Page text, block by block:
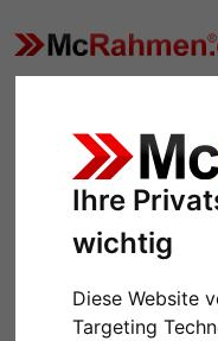
Ihre
wichtig
Diese Website
Targeting